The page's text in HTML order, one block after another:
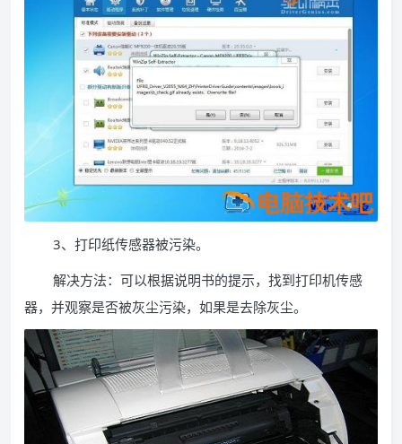
3、打印纸传感器被污染。
解决方法：可以根据说明书的提示，找到打印机传感
器，并观察是否被灰尘污染，如果是去除灰尘。